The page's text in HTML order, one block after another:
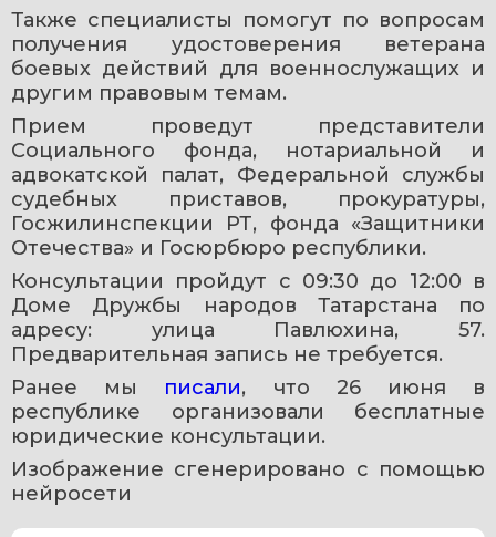
Также специалисты помогут по вопросам
получения удостоверения ветерана
боевых действий для военнослужащих и
другим правовым темам.
Прием проведут представители
Социального фонда, нотариальной и
адвокатской палат, Федеральной службы
судебных приставов, прокуратуры,
Госжилинспекции РТ, фонда «Защитники
Отечества» и Госюрбюро республики.
Консультации пройдут с 09:30 до 12:00 в
Доме Дружбы народов Татарстана по
адресу: улица Павлюхина, 57.
Предварительная запись не требуется.
Ранее мы писали, что 26 июня в
республике организовали бесплатные
юридические консультации.
Изображение сгенерировано с помощью
нейросети